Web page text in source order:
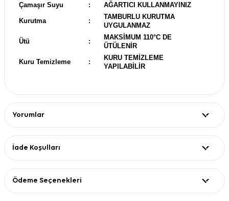
Çamaşır Suyu
: AĞARTICI KULLANMAYINIZ
Kurutma :
TAMBURLU KURUTMA
UYGULANMAZ
Ütü :
MAKSİMUM 110°C DE
ÜTÜLENİR
Kuru Temizleme :
KURU TEMİZLEME
YAPILABİLİR
Yorumlar
İade Koşulları
Ödeme Seçenekleri